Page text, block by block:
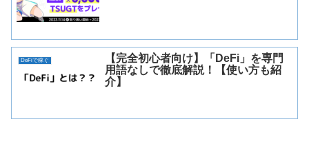
DeFiで稼ぐ
【完全初心者向け】「DeFi」を専門
用語なしで徹底解説！【使い方も紹
介】